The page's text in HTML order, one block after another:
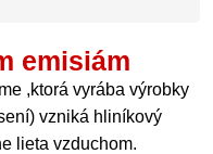
emisiám
,ktorá vyrába výrobky
vzniká hliníkový
lieta vzduchom.